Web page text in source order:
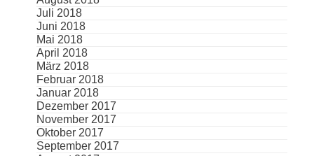
Juli 2018
Juni 2018
Mai 2018
April 2018
März 2018
Februar 2018
Januar 2018
Dezember 2017
November 2017
Oktober 2017
September 2017